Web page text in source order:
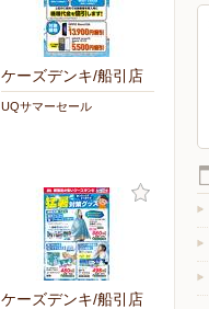
ケーズデンキ/船引店
UQサマーセール
ケーズデンキ/船引店